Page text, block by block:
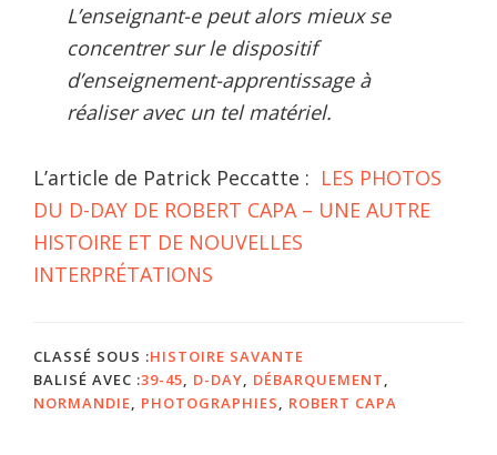
L’enseignant-e peut alors mieux se
concentrer sur le dispositif
d’enseignement-apprentissage à
réaliser avec un tel matériel.
L’article de Patrick Peccatte : LES PHOTOS
DU D-DAY DE ROBERT CAPA – UNE AUTRE
HISTOIRE ET DE NOUVELLES
INTERPRÉTATIONS
CLASSÉ SOUS :HISTOIRE SAVANTE
BALISÉ AVEC :39-45 D-DAY DÉBARQUEMENT
NORMANDIE
PHOTOGRAPHIES ROBERT CAPA